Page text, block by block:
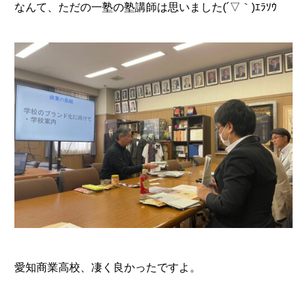
なんて、ただの一塾の塾講師は思いました(´▽｀)ｴﾗｿｳ
愛知商業高校、凄く良かったですよ。